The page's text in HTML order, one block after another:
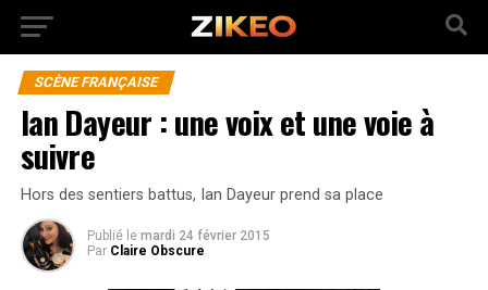
SCÈNE FRANÇAISE
Ian Dayeur : une voix et une voie à
suivre
Hors des sentiers battus, Ian Dayeur prend sa place
Publié le mardi 24 février 2015
Par Claire Obscure